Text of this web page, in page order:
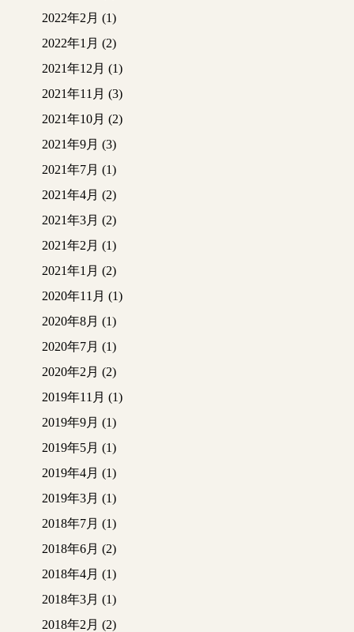
2022年2月 (1)
2022年1月 (2)
2021年12月 (1)
2021年11月 (3)
2021年10月 (2)
2021年9月 (3)
2021年7月 (1)
2021年4月 (2)
2021年3月 (2)
2021年2月 (1)
2021年1月 (2)
2020年11月 (1)
2020年8月 (1)
2020年7月 (1)
2020年2月 (2)
2019年11月 (1)
2019年9月 (1)
2019年5月 (1)
2019年4月 (1)
2019年3月 (1)
2018年7月 (1)
2018年6月 (2)
2018年4月 (1)
2018年3月 (1)
2018年2月 (2)